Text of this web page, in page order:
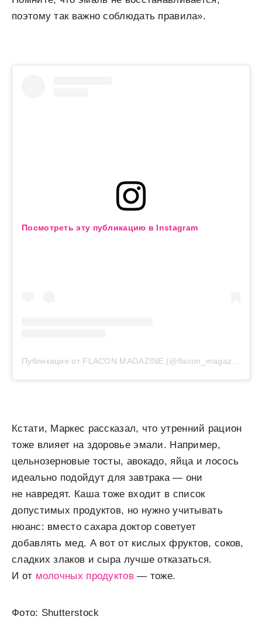
поэтому так важно соблюдать правила».
Посмотреть эту публикацию в Instagram
Кстати, Маркес рассказал, что утренний рацион
тоже влияет на здоровье эмали. Например,
цельнозерновые тосты, авокадо, яйца и лосось
идеально подойдут для завтрака — они
не навредят. Каша тоже входит в список
допустимых продуктов, но нужно учитывать
нюанс: вместо сахара доктор советует
добавлять мед. А вот от кислых фруктов, соков,
сладких злаков и сыра лучше отказаться.
И от молочных продуктов— тоже.
Фото: Shutterstock